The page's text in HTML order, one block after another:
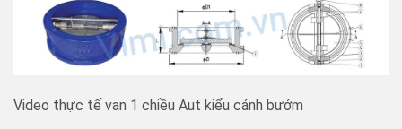
Video thực tế van 1 chiều Aut kiểu cánh bướm